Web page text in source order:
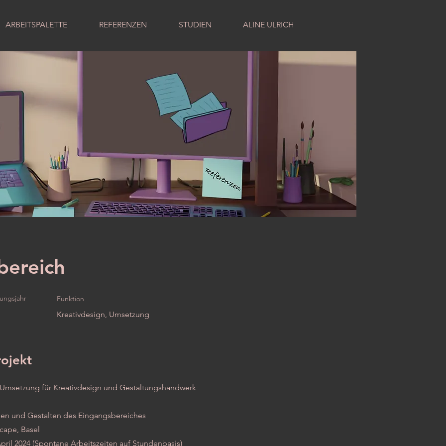
ARBEITSPALETTE REFERENZEN STUDIEN ALINE ULRICH
Funktion
Kreativdesign, Umsetzung
für Kreativdesign und Gestaltungshandwerk
und Gestalten des Eingangsbereiches
Basel
2024 (Spontane Arbeitszeiten auf Stundenbasis)